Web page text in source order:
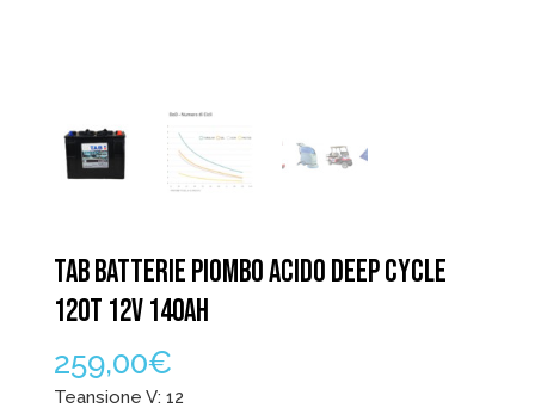
TAB BATTERIE PIOMBO ACIDO DEEP CYCLE
120T 12V 140AH
259,00€
Teansione V: 12